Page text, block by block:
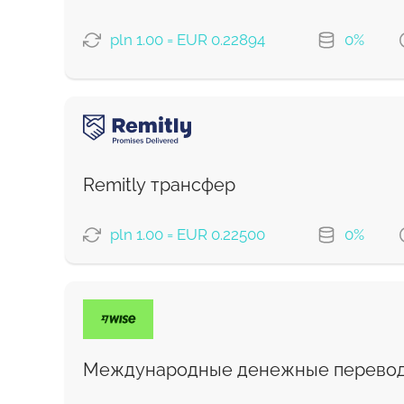
pln 1.00 = EUR 0.22894 0%
Debit/Credit Сard
Google Pay
Для новых пользователей первый
Remitly трансфер
pln 1.00 = EUR 0.22500 0%
Международные денежные